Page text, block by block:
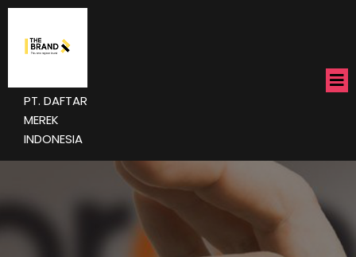
PT. DAFTAR
MEREK
INDONESIA